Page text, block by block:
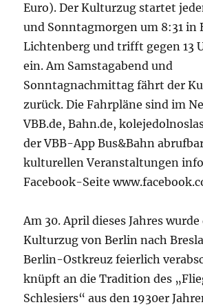
Euro). Der Kulturzug startet
und Sonntagmorgen um 8:31 in
Lichtenberg und trifft gegen 13
ein. Am Samstagabend und
Sonntagnachmittag fährt der
zurück. Die Fahrpläne sind im
VBB.de, Bahn.de,
der VBB-App Bus&Bahn
kulturellen Veranstaltungen
Facebook-Seite
Am 30. April dieses Jahres
Kulturzug von Berlin nach
Berlin-Ostkreuz feierlich
knüpft an die Tradition des
Schlesiers“ aus den 1930er